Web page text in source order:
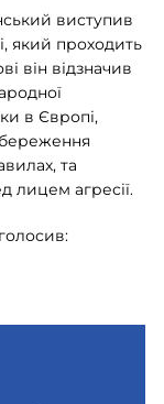
виступив
який проходить
він відзначив
в Європі,
та
лицем агресії.